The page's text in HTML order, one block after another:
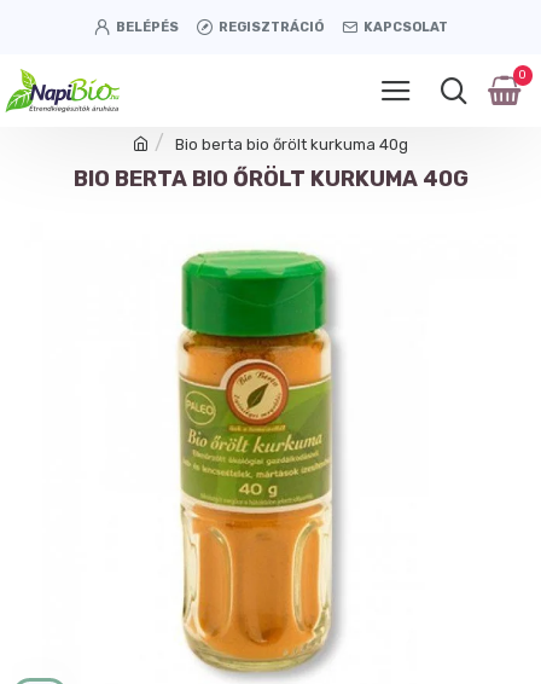
BELÉPÉS REGISZTRÁCIÓ KAPCSOLAT
0
Bio berta bio őrölt kurkuma 40g
BIO BERTA BIO ŐRÖLT KURKUMA 40G